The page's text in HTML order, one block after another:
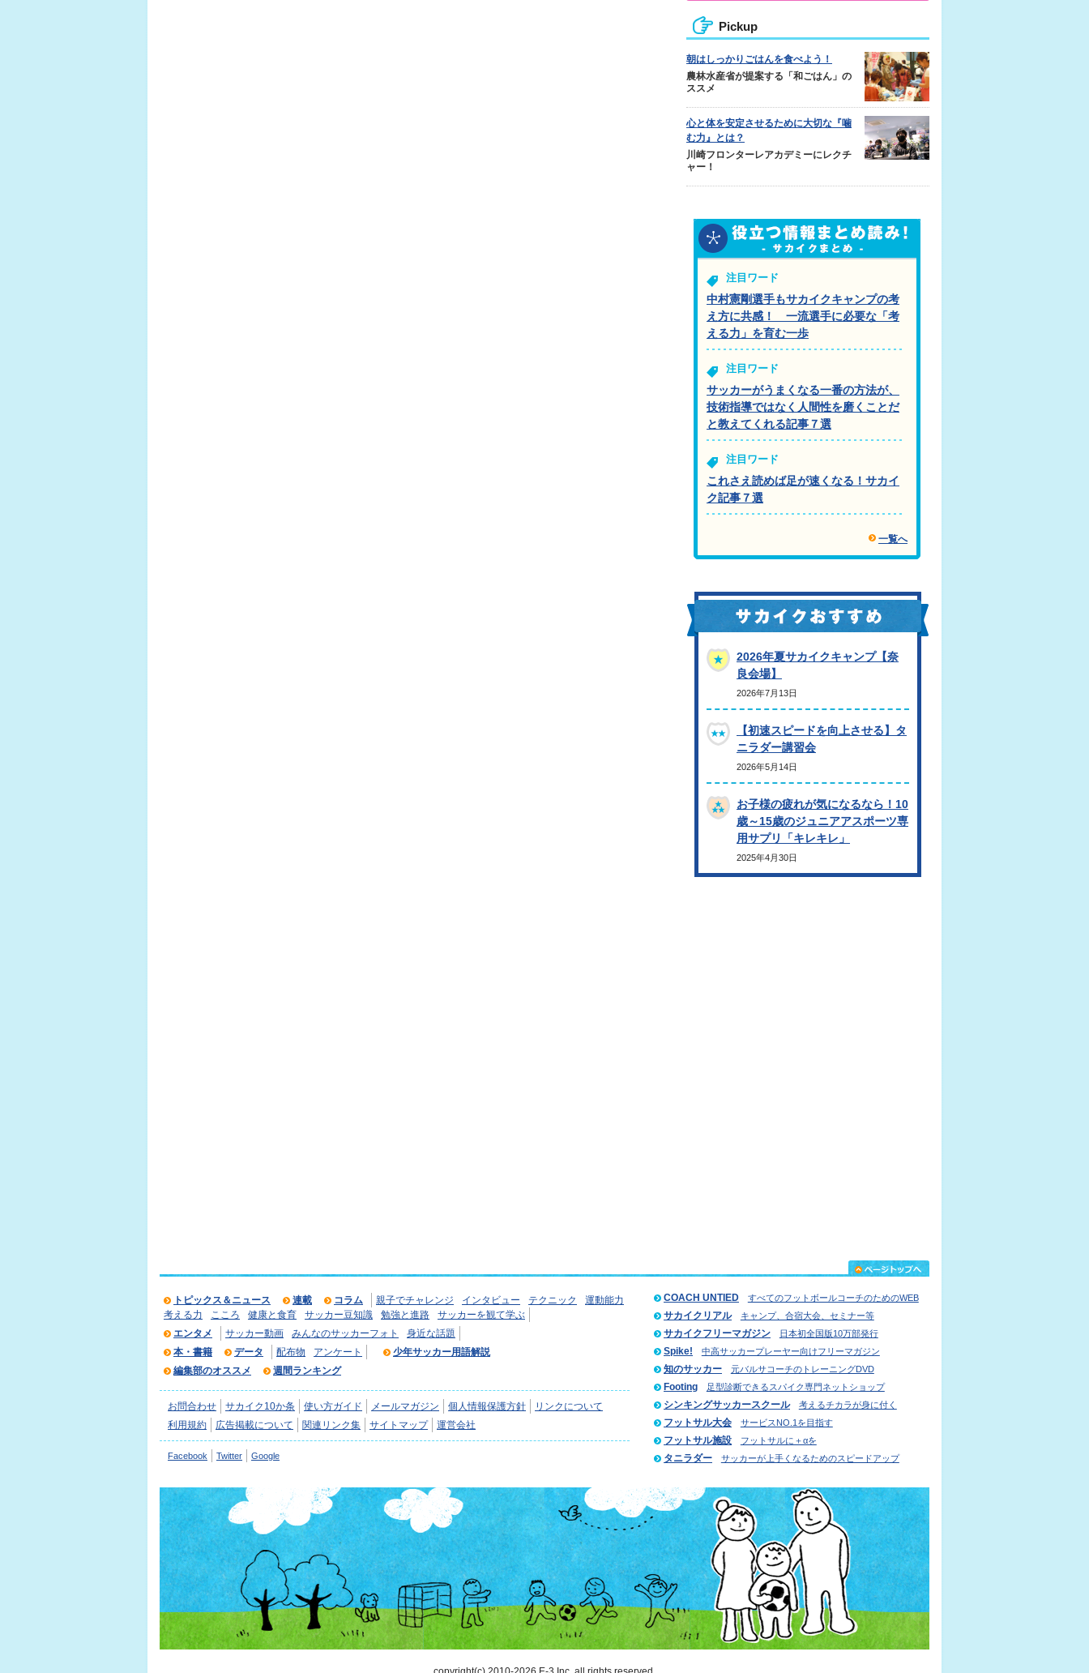
Pickup
朝はしっかりごはんを食べよう！
農林水産省が提案する「和ごはん」の
ススメ
心と体を安定させるために大切な『噛
む力』とは？
川崎フロンターレアカデミーにレクチ
ャー！
注目ワード
中村憲剛選手もサカイクキャンプの考
え方に共感！ 一流選手に必要な「考
える力」を育む一歩
注目ワード
サッカーがうまくなる一番の方法が、
技術指導ではなく人間性を磨くことだ
と教えてくれる記事７選
注目ワード
これさえ読めば足が速くなる！サカイ
ク記事７選
一覧へ
2026年夏サカイクキャンプ【奈
良会場】
2026年7月13日
【初速スピードを向上させる】タ
ニラダー講習会
2026年5月14日
お子様の疲れが気になるなら！10
歳～15歳のジュニアアスポーツ専
用サプリ「キレキレ」
2025年4月30日
トピックス＆ニュース 連載 コラム 親子でチャレンジ インタビュー テクニック
運動能力
考える力
こころ 健康と食育 サッカー豆知識 勉強と進路
サッカーを観て学ぶ
エンタメ
サッカー動画 みんなのサッカーフォト
身近な話題
本・書籍
データ 配布物 アンケート
少年サッカー用語解説
編集部のオススメ
週間ランキング
お問合わせ サカイク10か条 使い方ガイド メールマガジン 個人情報保護方針
リンクについて
利用規約
広告掲載について 関連リンク集 サイトマップ 運営会社
Facebook Twitter Google
COACH UNTIED すべてのフットボールコーチのためのWEB
サカイクリアル キャンプ、合宿大会、セミナー等
サカイクフリーマガジン 日本初全国版10万部発行
Spike! 中高サッカープレーヤー向けフリーマガジン
知のサッカー 元バルサコーチのトレーニングDVD
Footing 足型診断できるスパイク専門ネットショップ
シンキングサッカースクール 考えるチカラが身に付く
フットサル大会 サービスNO.1を目指す
フットサル施設 フットサルに＋αを
タニラダー サッカーが上手くなるためのスピードアップ